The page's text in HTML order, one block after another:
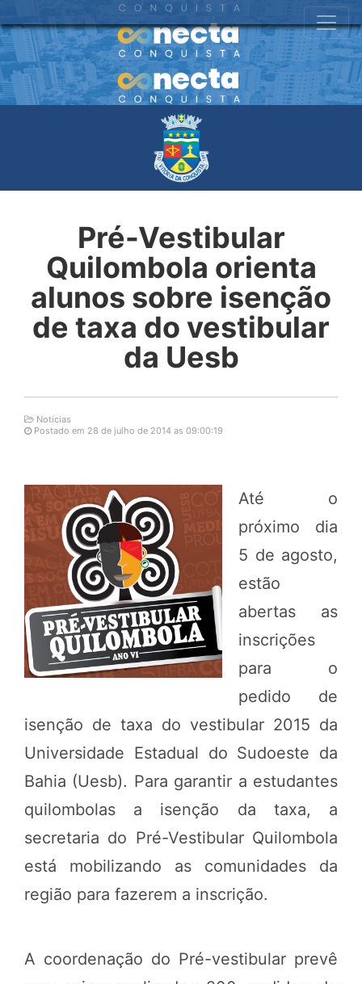
Pré-Vestibular
Quilombola orienta
alunos sobre isenção
de taxa do vestibular
da Uesb
Notícias
Postado em 28 de julho de 2014 as 09:00:19
Até o
próximo dia
5 de agosto,
estão
abertas as
inscrições
para o
pedido de
isenção de taxa do vestibular 2015 da
Universidade Estadual do Sudoeste da
Bahia (Uesb). Para garantir a estudantes
quilombolas a isenção da taxa, a
secretaria do Pré-Vestibular Quilombola
está mobilizando as comunidades da
região para fazerem a inscrição.
A coordenação do Pré-vestibular prevê